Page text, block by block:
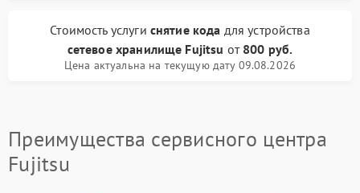
Стоимость услуги снятие кода для устройства
сетевое хранилище Fujitsu от 800 руб.
Цена актуальна на текущую дату 09.08.2026
Преимущества сервисного центра
Fujitsu